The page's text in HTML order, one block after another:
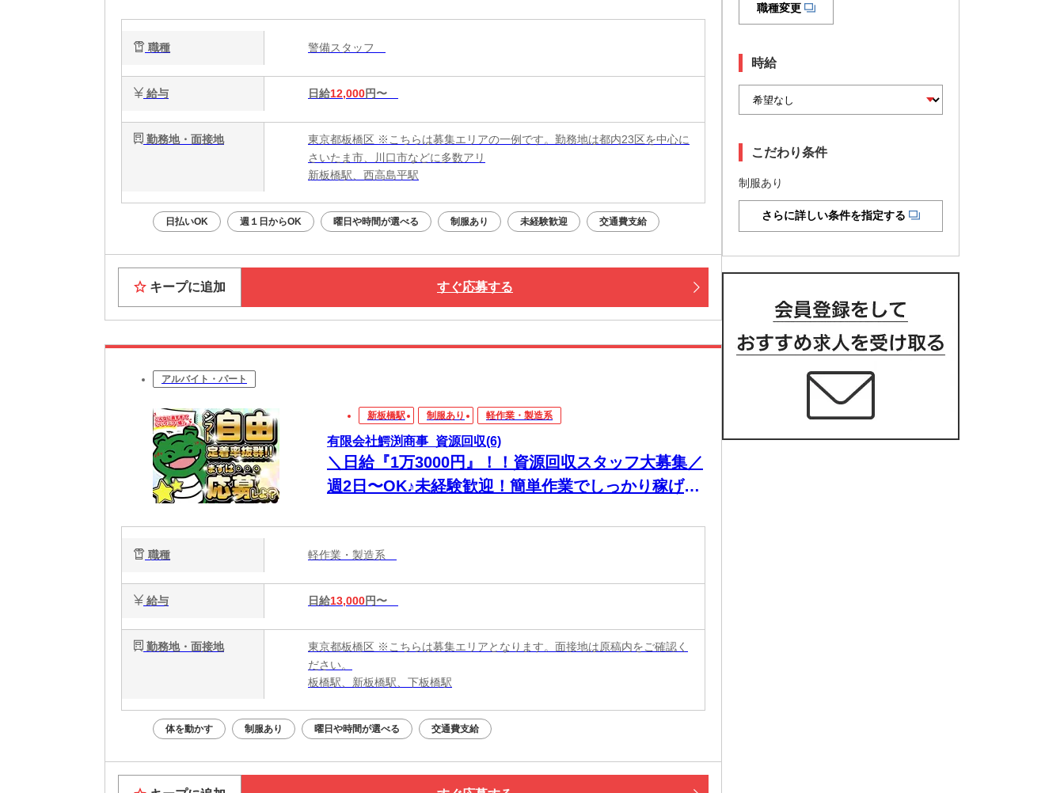
職種 警備スタッフ
給与 日給12,000円〜
勤務地・面接地
東京都板橋区 ※こちらは募集エリアの一例です。勤務地は都内23区を中心に
さいたま市、川口市などに多数アリ
新板橋駅、西高島平駅
日払いOK 週１日からOK 曜日や時間が選べる 制服あり 未経験歓迎 交通費支給
キープに追加 すぐ応募する
アルバイト・パート
新板橋駅 制服あり 軽作業・製造系
有限会社鰐渕商事_資源回収(6)
＼日給『1万3000円』！！資源回収スタッフ大募集／
週2日〜OK♪未経験歓迎！簡単作業でしっかり稼げる
職種 軽作業・製造系
給与 日給13,000円〜
勤務地・面接地
東京都板橋区 ※こちらは募集エリアとなります。面接地は原稿内をご確認く
ださい。
板橋駅、新板橋駅、下板橋駅
体を動かす 制服あり 曜日や時間が選べる 交通費支給
職種変更
時給
こだわり条件
制服あり
さらに詳しい条件を指定する